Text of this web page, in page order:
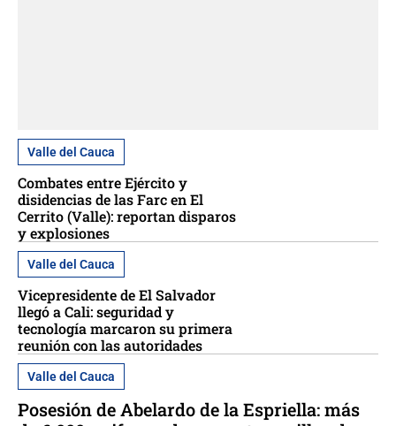
Valle del Cauca
Combates entre Ejército y
disidencias de las Farc en El
Cerrito (Valle): reportan disparos
y explosiones
Valle del Cauca
Vicepresidente de El Salvador
llegó a Cali: seguridad y
tecnología marcaron su primera
reunión con las autoridades
Valle del Cauca
Posesión de Abelardo de la Espriella: más